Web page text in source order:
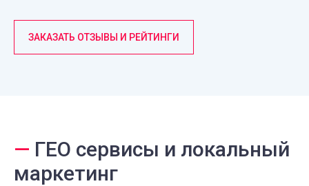
ЗАКАЗАТЬ ОТЗЫВЫ И РЕЙТИНГИ
— ГЕО сервисы и локальный
маркетинг